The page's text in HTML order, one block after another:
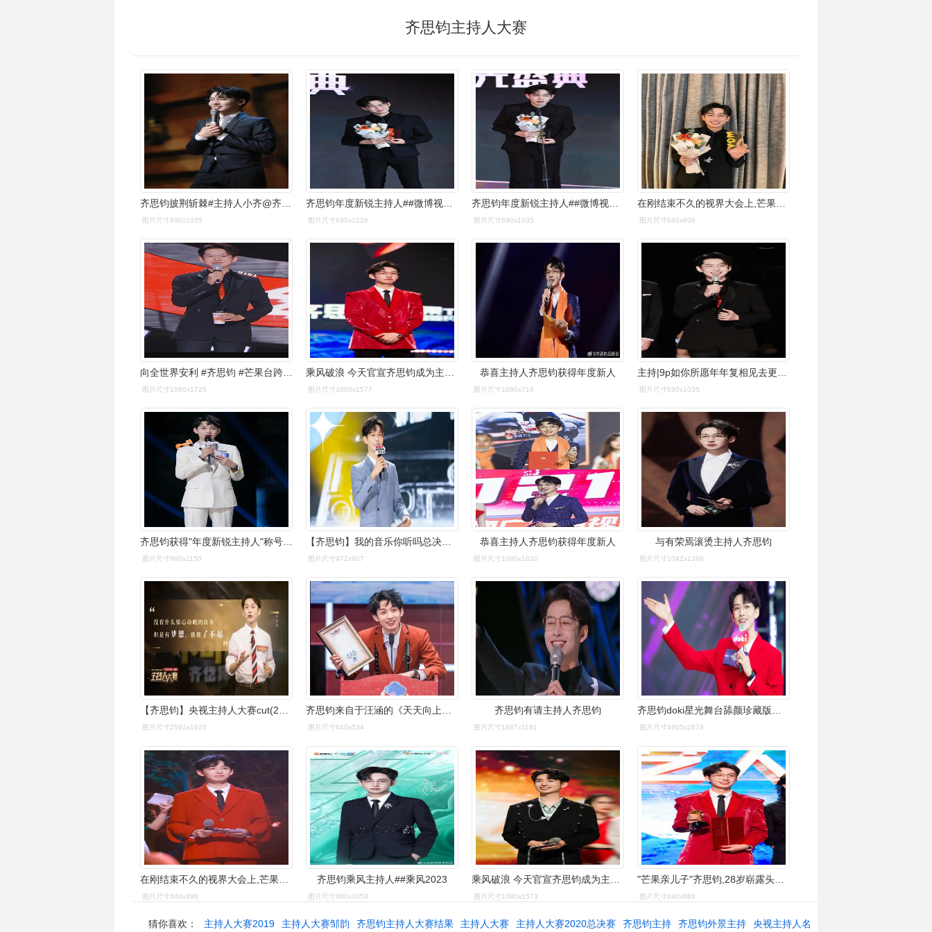
齐思钧主持人大赛
图片尺寸690x1035
齐思钧年度新锐主持人##微博视界大会
图片尺寸690x1226
齐思钧年度新锐主持人##微博视界大会
图片尺寸690x1035 图片尺寸640x808
向全世界安利 #齐思钧 #芒果台跨年晚会明星名单 #主持人 - 抖音
图片尺寸1080x1725 图片尺寸1080x1577
恭喜主持人齐思钧获得年度新人
图片尺寸1080x719 图片尺寸690x1035
齐思钧获得"年度新锐主持人"称号,他有成为何炅接班人的潜力吗
图片尺寸960x1150
【齐思钧】我的音乐你听吗总决赛主持片段cut
图片尺寸972x607
恭喜主持人齐思钧获得年度新人
图片尺寸1080x1620
与有荣焉滚烫主持人齐思钧
图片尺寸1042x1389
【齐思钧】央视主持人大赛cut(20191109)
图片尺寸2592x1620
齐思钧来自于汪涵的《天天向上》,冯禧是何炅《你好星期六》的主持人
图片尺寸640x534
齐思钧有请主持人齐思钧
图片尺寸1887x1181
齐思钧doki星光舞台舔颜珍藏版丨绝美红衣
图片尺寸4605x2878
在刚结束不久的视界大会上,芒果台新生代主持人齐思钧获得了"年度新锐
图片尺寸640x898
齐思钧乘风主持人##乘风2023
图片尺寸690x1053
乘风破浪 今天官宣齐思钧成为主持人……__财经头条
图片尺寸1080x1573
"芒果亲儿子"齐思钧,28岁崭露头角,网友评论说何炅接班人有了插图12
图片尺寸640x889
猜你喜欢： 主持人大赛2019 主持人大赛邹韵 齐思钧主持人大赛结果 主持人大赛 主持人大赛2020总决赛 齐思钧主持 齐思钧外景主持 央视主持人名